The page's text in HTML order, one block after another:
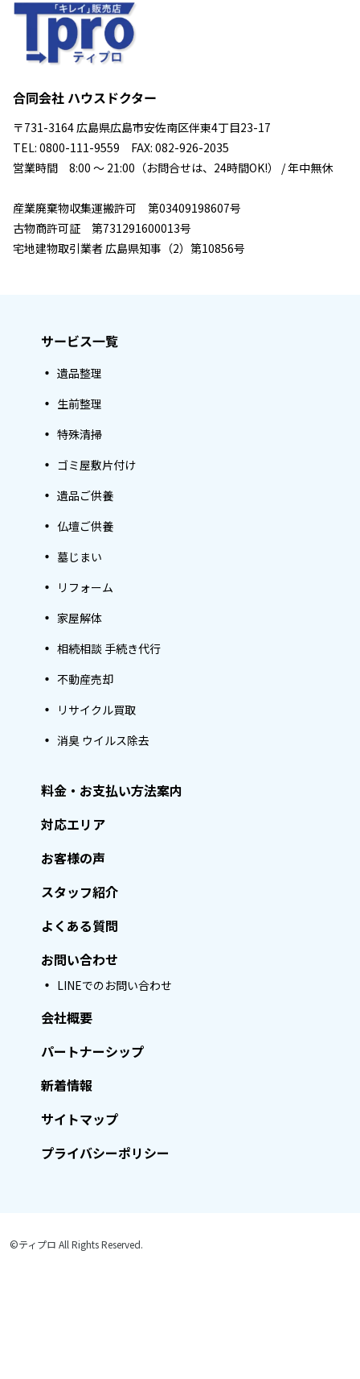
合同会社 ハウスドクター
〒731-3164 広島県広島市安佐南区伴東4丁目23-17
TEL: 0800-111-9559 FAX: 082-926-2035
営業時間 8:00 ～ 21:00（お問合せは、24時間OK!） / 年中無休
産業廃棄物収集運搬許可 第03409198607号
古物商許可証 第731291600013号
宅地建物取引業者 広島県知事（2）第10856号
サービス一覧
遺品整理
生前整理
特殊清掃
ゴミ屋敷片付け
遺品ご供養
仏壇ご供養
墓じまい
リフォーム
家屋解体
相続相談 手続き代行
不動産売却
リサイクル買取
消臭 ウイルス除去
料金・お支払い方法案内
対応エリア
お客様の声
スタッフ紹介
よくある質問
お問い合わせ
LINEでのお問い合わせ
会社概要
パートナーシップ
新着情報
サイトマップ
プライバシーポリシー
©ティプロ All Rights Reserved.